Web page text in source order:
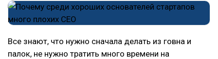
Все знают, что нужно сначала делать из говна и
палок, не нужно тратить много времени на